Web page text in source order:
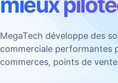
MegaTech développe des
commerciale performantes
commerces, points de